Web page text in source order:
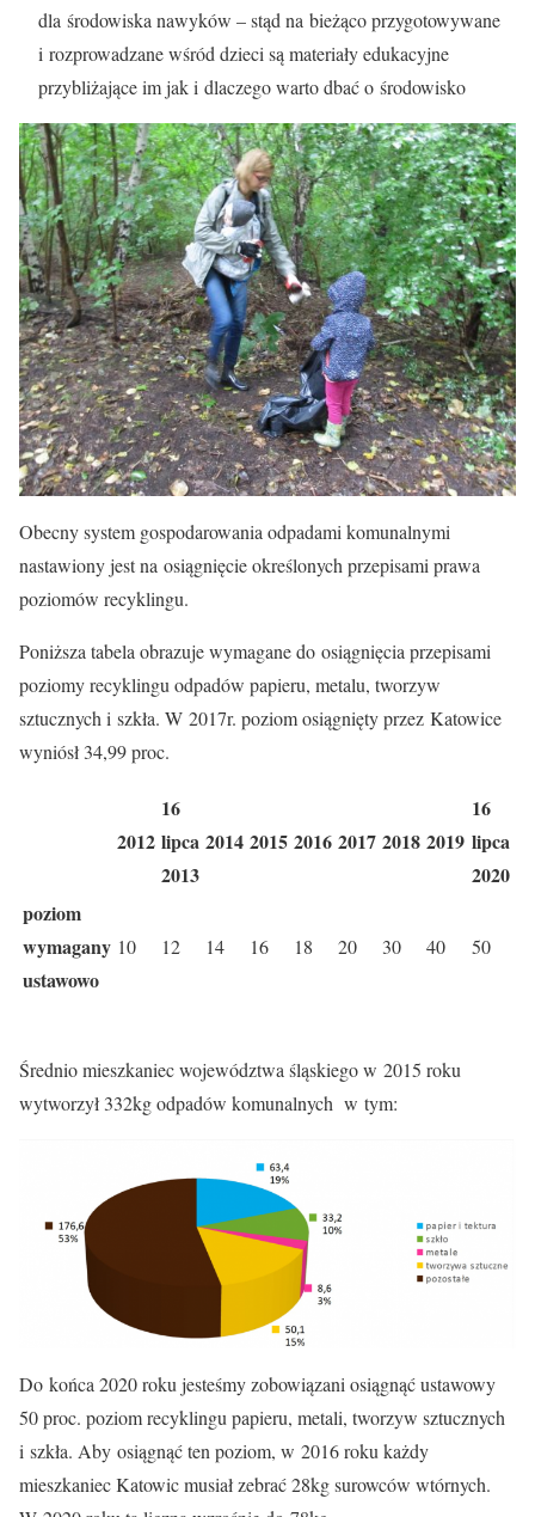
dla środowiska nawyków – stąd na bieżąco przygotowywane
i rozprowadzane wśród dzieci są materiały edukacyjne
przybliżające im jak i dlaczego warto dbać o środowisko
Obecny system gospodarowania odpadami komunalnymi
nastawiony jest na osiągnięcie określonych przepisami prawa
poziomów recyklingu.
Poniższa tabela obrazuje wymagane do osiągnięcia przepisami
poziomy recyklingu odpadów papieru, metalu, tworzyw
sztucznych i szkła. W 2017r. poziom osiągnięty przez Katowice
wyniósł 34,99 proc.
2012
16
lipca
2013
2014 2015 2016 2017 2018 2019
16
lipca
2020
poziom
wymagany
ustawowo
10 12 14 16 18 20 30 40 50
Średnio mieszkaniec województwa śląskiego w 2015 roku
wytworzył 332kg odpadów komunalnych w tym:
Do końca 2020 roku jesteśmy zobowiązani osiągnąć ustawowy
50 proc. poziom recyklingu papieru, metali, tworzyw sztucznych
i szkła. Aby osiągnąć ten poziom, w 2016 roku każdy
mieszkaniec Katowic musiał zebrać 28kg surowców wtórnych.